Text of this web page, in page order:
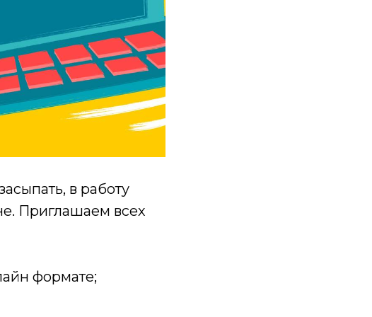
в работу
Приглашаем всех
формате;